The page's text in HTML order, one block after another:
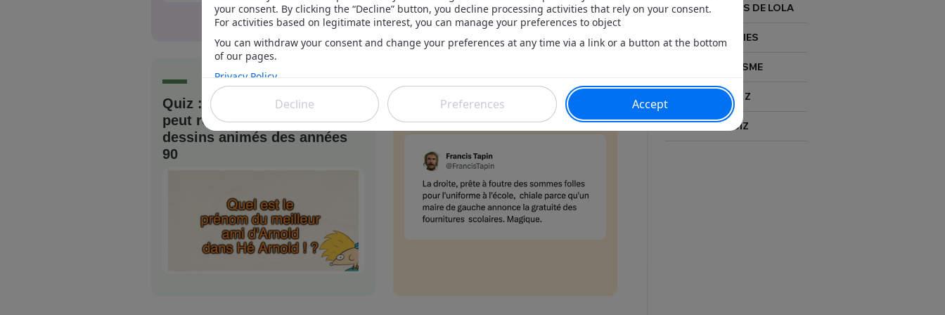
Quiz : seul un vrai trentenaire
peut reconnaître ces 15
dessins animés des années
90
Actualités du samedi 8 août :
le Comptwoir du jour
COMPTWOIRS DE LOLA
STORIES
FÉMINISME
GEN Z
QUIZ
JE M'INSCRIS
C'EST PARTI M'INSCRIRE